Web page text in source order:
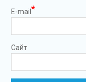
E-mail *
Сайт